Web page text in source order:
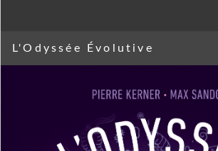
L'Odyssée Évolutive